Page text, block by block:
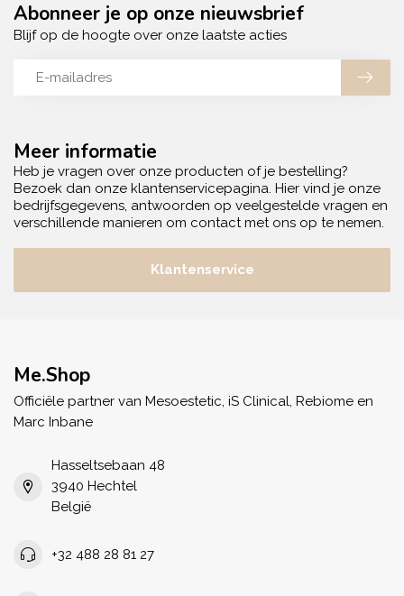
Meer informatie
Heb je vragen over onze producten of je bestelling?
Bezoek dan onze klantenservicepagina. Hier vind je onze
bedrijfsgegevens, antwoorden op veelgestelde vragen en
verschillende manieren om contact met ons op te nemen.
Klantenservice
Abonneer je op onze nieuwsbrief
Blijf op de hoogte over onze laatste acties
Me.Shop
Officiële partner van Mesoestetic, iS Clinical, Rebiome en
Marc Inbane
Hasseltsebaan 48
3940 Hechtel
België
+32 488 28 81 27